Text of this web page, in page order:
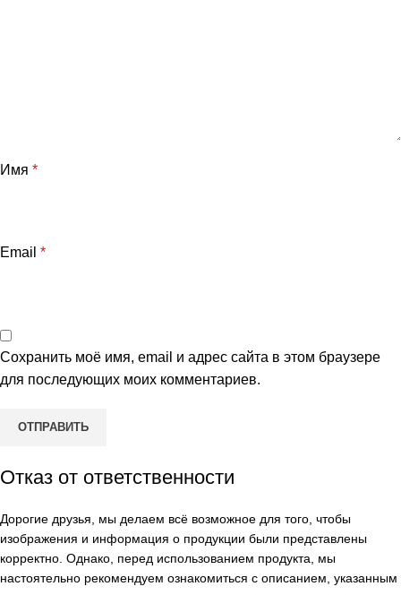
Имя *
Email *
Сохранить моё имя, email и адрес сайта в этом браузере
для последующих моих комментариев.
Отказ от ответственности
Дорогие друзья, мы делаем всё возможное для того, чтобы
изображения и информация о продукции были представлены
корректно. Однако, перед использованием продукта, мы
настоятельно рекомендуем ознакомиться с описанием, указанным